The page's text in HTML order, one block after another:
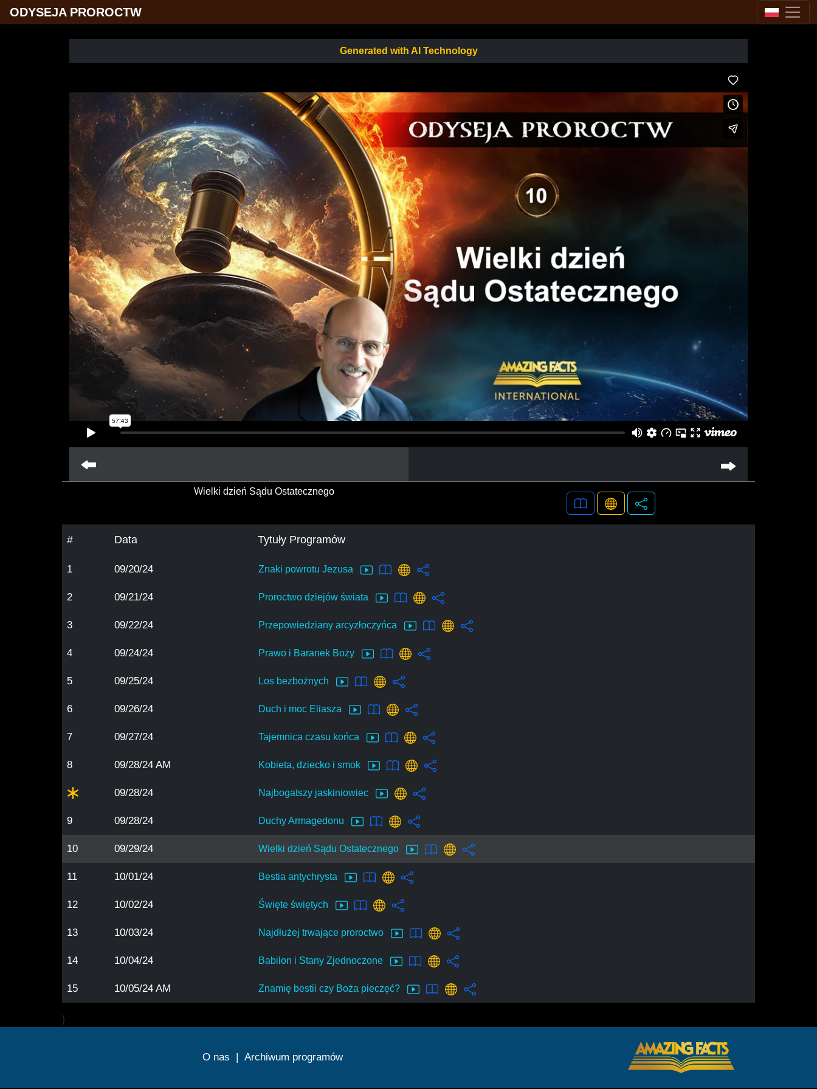
ODYSEJA PROROCTW
Generated with AI Technology
Wielki dzień Sądu Ostatecznego
# Data Tytuły Programów
1 09/20/24 Znaki powrotu Jezusa
2 09/21/24 Proroctwo dziejów świata
3 09/22/24 Przepowiedziany arcyzłoczyńca
4 09/24/24 Prawo i Baranek Boży
5 09/25/24 Los bezbożnych
6 09/26/24 Duch i moc Eliasza
7 09/27/24 Tajemnica czasu końca
8 09/28/24 AM Kobieta, dziecko i smok
09/28/24 Najbogatszy jaskiniowiec
9 09/28/24 Duchy Armagedonu
10 09/29/24 Wielki dzień Sądu Ostatecznego
11 10/01/24 Bestia antychrysta
12 10/02/24 Święte świętych
13 10/03/24 Najdłużej trwające proroctwo
14 10/04/24 Babilon i Stany Zjednoczone
15 10/05/24 AM Znamię bestii czy Boża pieczęć?
}
O nas | Archiwum programów